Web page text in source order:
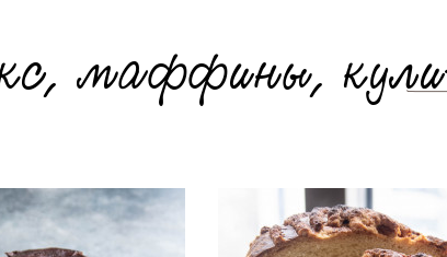
маффины,